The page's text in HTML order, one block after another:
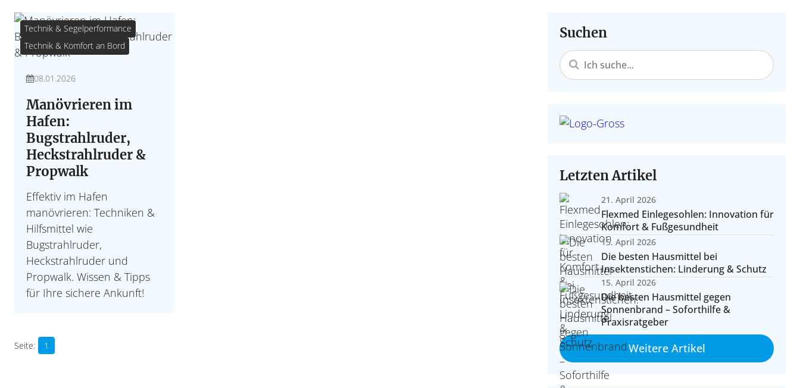
Segelyachten kaufen
Blauwasseryachten & Langfahrt
Ozeantaugliche Segelboote, Ausrüstung, Konzepte und Erfahrungen für große
Reisen.
Performance & Reichweite
Antriebe, Verbrauch, Fahrdynamik und Reichweitenkonzepte im Überblick.
Crew & Bordleben
Technik & Segelperformance
Technik & Komfort an Bord
08.01.2026
Manövrieren im
Hafen:
Bugstrahlruder,
Heckstrahlruder &
Propwalk
Effektiv im Hafen
manövrieren: Techniken &
Hilfsmittel wie
Bugstrahlruder,
Heckstrahlruder und
Propwalk. Wissen & Tipps
für Ihre sichere Ankunft!
1
Suchen
Letzten Artikel
21. April 2026
Flexmed Einlegesohlen: Innovation für
Komfort & Fußgesundheit
15. April 2026
Die besten Hausmittel bei
Insektenstichen: Linderung & Schutz
15. April 2026
Die besten Hausmittel gegen
Sonnenbrand – Soforthilfe &
Praxisratgeber
Weitere Artikel